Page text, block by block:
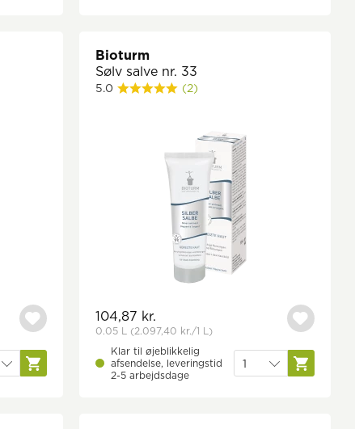
Bioturm
Sølv salve nr. 33
5.0 (2)
104,87 kr.
0.05 L (2.097,40 kr./1 L)
Klar til øjeblikkelig
afsendelse, leveringstid
2-5 arbejdsdage